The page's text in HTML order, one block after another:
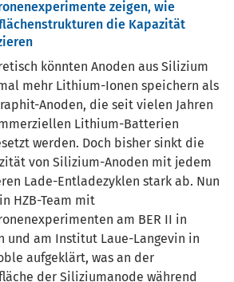
zeigen, wie
die Kapazität
könnten Anoden aus Silizium
mehr Lithium-Ionen speichern als
Anoden, die seit vielen Jahren
Lithium-Batterien
werden. Doch bisher sinkt die
von Silizium-Anoden mit jedem
Lade-Entladezyklen stark ab. Nun
HZB-Team mit
am BER II in
und am Institut Laue-Langevin in
aufgeklärt, was an der
der Siliziumanode während